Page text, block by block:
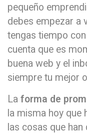
pequeño
debes empezar a
tengas tiempo
cuenta que es
buena web y el
siempre tu mejor
La forma de
la misma hoy que
las cosas que